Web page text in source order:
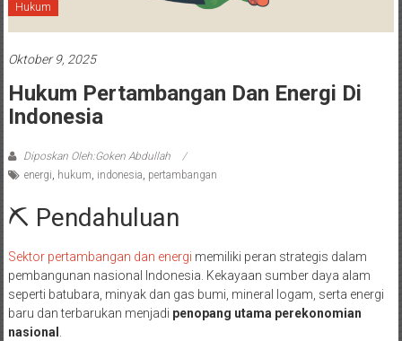
Hukum
Oktober 9, 2025
Hukum Pertambangan Dan Energi Di
Indonesia
Diposkan Oleh:Goken Abdullah
energi, hukum, indonesia, pertambangan
⛏️ Pendahuluan
Sektor pertambangan dan energi memiliki peran strategis dalam
pembangunan nasional Indonesia. Kekayaan sumber daya alam
seperti batubara, minyak dan gas bumi, mineral logam, serta energi
baru dan terbarukan menjadi penopang utama perekonomian
nasional .